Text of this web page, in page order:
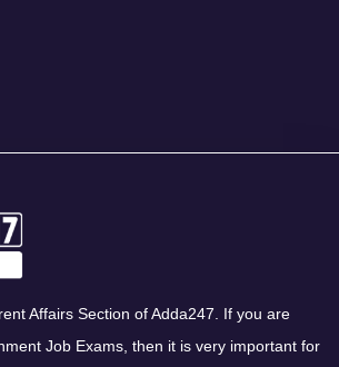
Affairs Section of Adda247. If you are
Job Exams, then it is very important for